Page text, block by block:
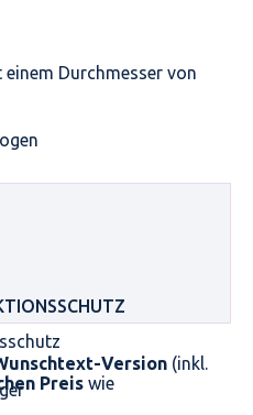
Durchmesser von
Version (inkl.
Preis wie